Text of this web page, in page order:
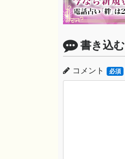
書き込む
コメント 必須